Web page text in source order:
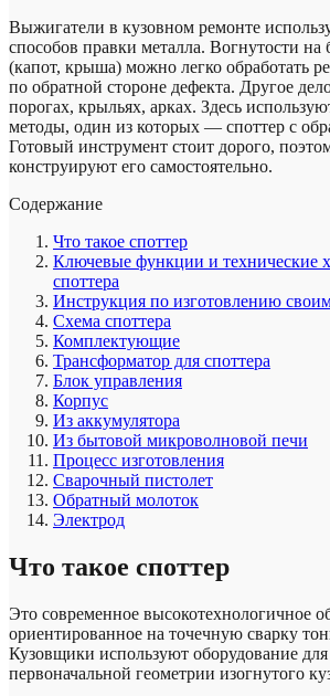
Выжигатели в кузовном ремонте
способов правки металла. Вогнутости на
(капот, крыша) можно легко обработать
по обратной стороне дефекта. Другое
порогах, крыльях, арках. Здесь
методы, один из которых — споттер с
Готовый инструмент стоит дорого,
конструируют его самостоятельно.
Содержание
Что такое споттер
Ключевые функции и технические
споттера
Инструкция по изготовлению
Схема споттера
Комплектующие
Трансформатор для споттера
Блок управления
Корпус
Из аккумулятора
Из бытовой микроволновой печи
Процесс изготовления
Сварочный пистолет
Обратный молоток
Электрод
Что такое споттер
Это современное высокотехнологичное
ориентированное на точечную сварку
Кузовщики используют оборудование для
первоначальной геометрии изогнутого